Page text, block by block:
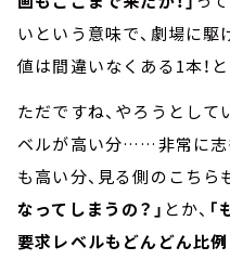
いという意味で、劇場に
値は間違いなくある1本！
ただですね、やろうとして
ベルが高い分……非常に志
も高い分、見る側のこちら
なってしまうの？」 とか、
要求レベルもどんどん比例